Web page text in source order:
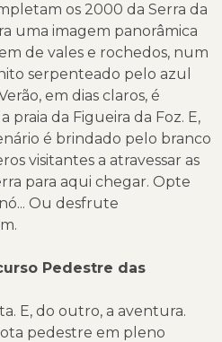
os 2000 da Serra da
uma imagem panorâmica
de vales e rochedos, num
serpenteado pelo azul
em dias claros, é
praia da Figueira da Foz. E,
é brindado pelo branco
visitantes a atravessar as
para aqui chegar. Opte
Ou desfrute
Pedestre das
E, do outro, a aventura.
pedestre em pleno